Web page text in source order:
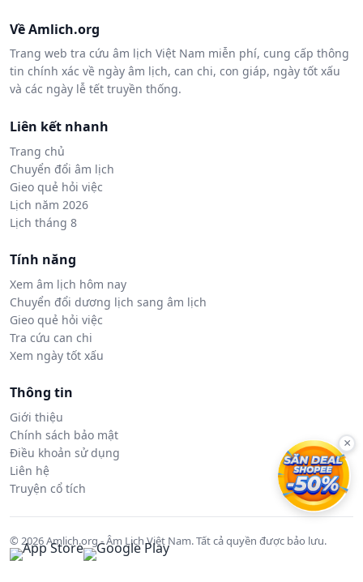
Về Amlich.org
Trang web tra cứu âm lịch Việt Nam miễn phí, cung cấp thông
tin chính xác về ngày âm lịch, can chi, con giáp, ngày tốt xấu
và các ngày lễ tết truyền thống.
Liên kết nhanh
Trang chủ
Chuyển đổi âm lịch
Gieo quẻ hỏi việc
Lịch năm 2026
Lịch tháng 8
Tính năng
Xem âm lịch hôm nay
Chuyển đổi dương lịch sang âm lịch
Gieo quẻ hỏi việc
Tra cứu can chi
Xem ngày tốt xấu
Thông tin
Giới thiệu
Chính sách bảo mật
Điều khoản sử dụng
Liên hệ
Truyện cổ tích
© 2026 Amlich.org - Âm Lịch Việt Nam. Tất cả quyền được bảo lưu.
×